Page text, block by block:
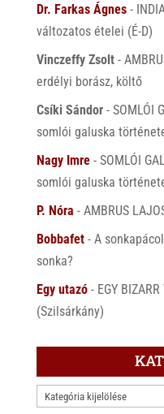
Dr. Farkas Ágnes-
változatos ételei (É-D)
Vinczeffy Zsolt-
erdélyi borász, költő
Csíki Sándor- SOMLÓI
somlói galuska
Nagy Imre- SOMLÓI
somlói galuska
P. Nóra - AMBRUS
Bobbafet- A
sonka?
Egy utazó- EGY
(Szilsárkány)
KATEGÓRIÁK